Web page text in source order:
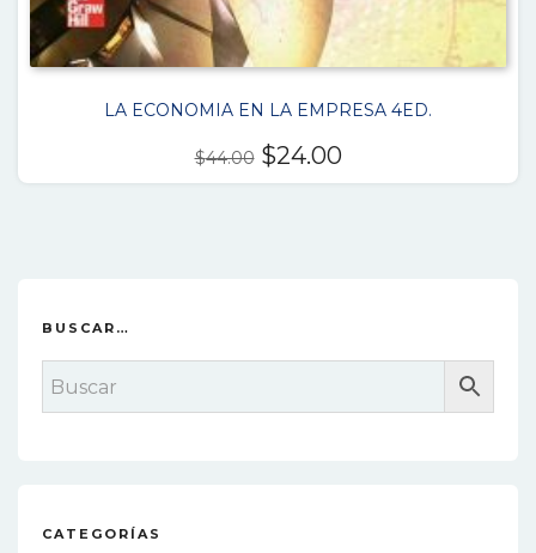
LA ECONOMIA EN LA EMPRESA 4ED.
$44.00 El
precio
$24.00El
precio
BUSCAR…
CATEGORÍAS